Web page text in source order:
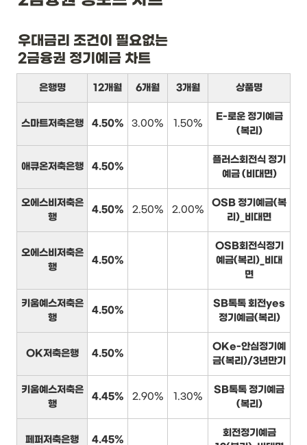
우대금리 조건이 필요없는
2금융권 정기예금 차트
은행명 12개월 6개월 3개월 상품명
스마트저축은행 4.50% 3.00% 1.50%
E-로운 정기예금
(복리)
애큐온저축은행 4.50%
플러스회전식 정기
예금 (비대면)
오에스비저축은
행
4.50% 2.50% 2.00%
OSB 정기예금(복
리)_비대면
오에스비저축은
행
4.50%
OSB회전식정기
예금(복리)_비대
면
키움예스저축은
행
4.50%
SB톡톡 회전yes
정기예금(복리)
OK저축은행 4.50%
OKe-안심정기예
금(복리)/3년만기
키움예스저축은
행
4.45% 2.90% 1.30%
SB톡톡 정기예금
(복리)
페퍼저축은행 4.45%
회전정기예금